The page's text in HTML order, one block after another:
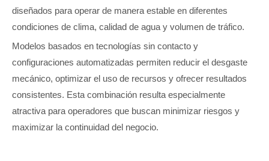
diseñados para operar de manera estable en diferentes
condiciones de clima, calidad de agua y volumen de tráfico.
Modelos basados en tecnologías sin contacto y
configuraciones automatizadas permiten reducir el desgaste
mecánico, optimizar el uso de recursos y ofrecer resultados
consistentes. Esta combinación resulta especialmente
atractiva para operadores que buscan minimizar riesgos y
maximizar la continuidad del negocio.